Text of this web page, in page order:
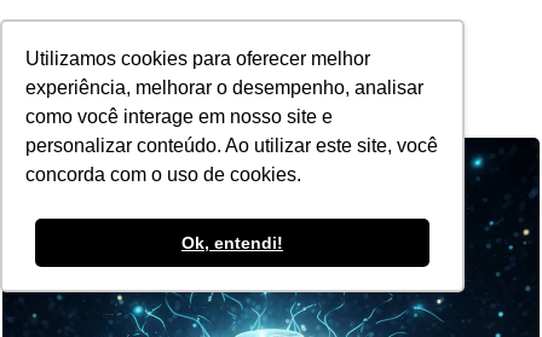
Utilizamos cookies para oferecer melhor
experiência, melhorar o desempenho, analisar
como você interage em nosso site e
personalizar conteúdo. Ao utilizar este site, você
concorda com o uso de cookies.
Ok, entendi!
POR